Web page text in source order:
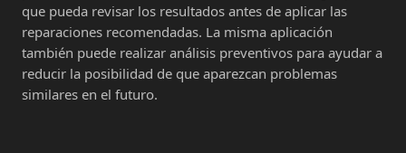
que pueda revisar los resultados antes de aplicar las
reparaciones recomendadas. La misma aplicación
también puede realizar análisis preventivos para ayudar a
reducir la posibilidad de que aparezcan problemas
similares en el futuro.